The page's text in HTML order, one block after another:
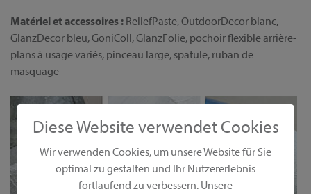
Diese Website verwendet Cookies
Wir verwenden Cookies, um unsere Website für Sie
optimal zu gestalten und Ihr Nutzererlebnis
fortlaufend zu verbessern. Unsere
Matériel et accessoires : ReliefPaste, OutdoorDecor blanc,
GlanzDecor bleu, GoniColl, GlanzFolie, pochoir flexible arrière-
plans à usage variés, pinceau large, spatule, ruban de
masquage